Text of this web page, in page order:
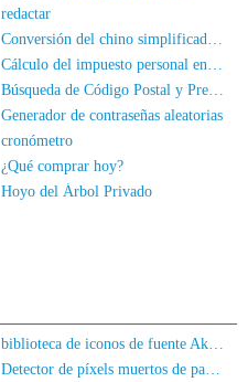
redactar
Conversión del chino simplificado al chino tradicional
Cálculo del impuesto personal en línea
Búsqueda de Código Postal y Prefijo de Área
Generador de contraseñas aleatorias
cronómetro
¿Qué comprar hoy?
Hoyo del Árbol Privado
biblioteca de iconos de fuente Akar-Icons
Detector de píxels muertos de pantalla